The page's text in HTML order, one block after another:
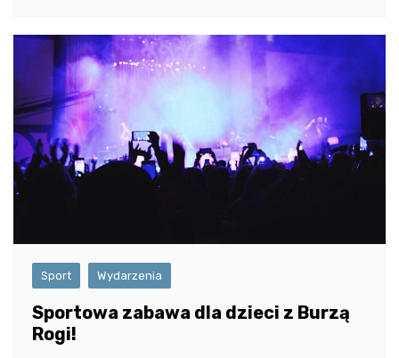
Sport Wydarzenia
Sportowa zabawa dla dzieci z Burzą
Rogi!